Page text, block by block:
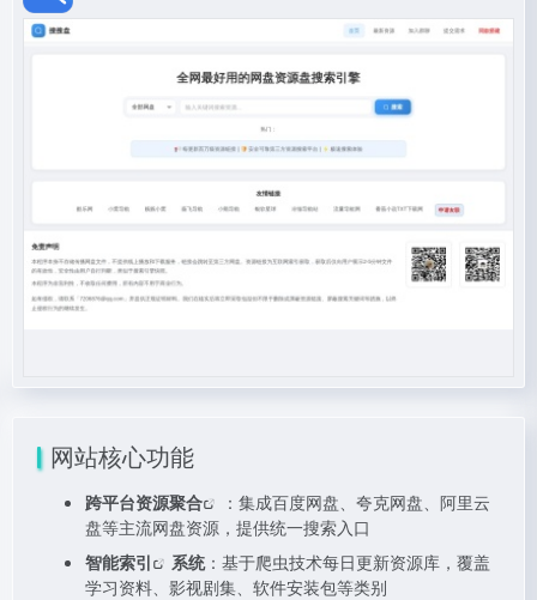
网站核心功能
跨平台资源聚合
：集成百度网盘、夸克网盘、阿里云
盘等主流网盘资源，提供统一搜索入口
智能索引
系统：基于爬虫技术每日更新资源库，覆盖
学习资料、影视剧集、软件安装包等类别